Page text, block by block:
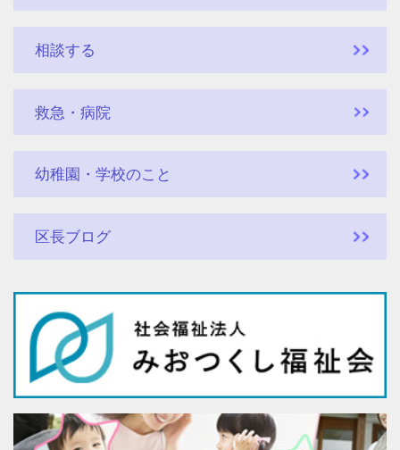
相談する
救急・病院
幼稚園・学校のこと
区長ブログ